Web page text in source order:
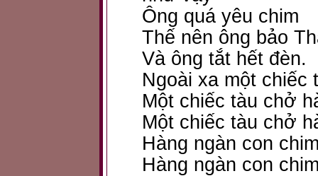
Ông quá yêu chim
Thế nên ông bảo
Và ông tắt hết đèn.
Ngoài xa một chiếc
Một chiếc tàu chở
Một chiếc tàu chở
Hàng ngàn con
Hàng ngàn con